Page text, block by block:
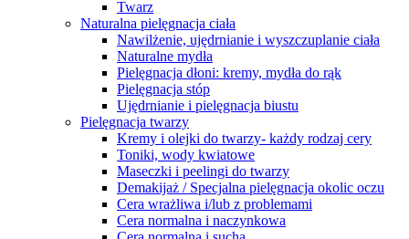
Twarz
Naturalna pielęgnacja ciała
Nawilżenie, ujędrnianie i wyszczuplanie ciała
Naturalne mydła
Pielęgnacja dłoni: kremy, mydła do rąk
Pielęgnacja stóp
Ujędrnianie i pielęgnacja biustu
Pielęgnacja twarzy
Kremy i olejki do twarzy- każdy rodzaj cery
Toniki, wody kwiatowe
Maseczki i peelingi do twarzy
Demakijaż / Specjalna pielęgnacja okolic oczu
Cera wrażliwa i/lub z problemami
Cera normalna i naczynkowa